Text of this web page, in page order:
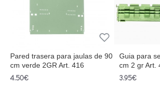
Pared trasera para jaulas de 90
cm verde 2GR Art. 416
4.50€
Guia para
cm 2 gr Art.
3.95€